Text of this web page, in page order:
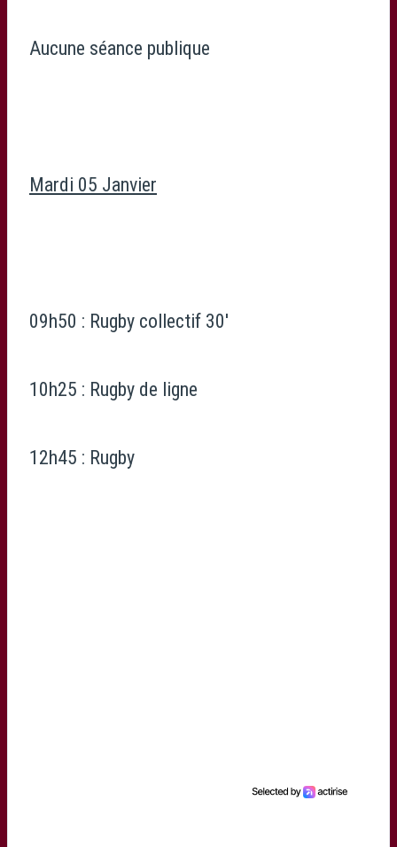
Aucune séance publique
Mardi 05 Janvier
09h50 : Rugby collectif 30′
10h25 : Rugby de ligne
12h45 : Rugby